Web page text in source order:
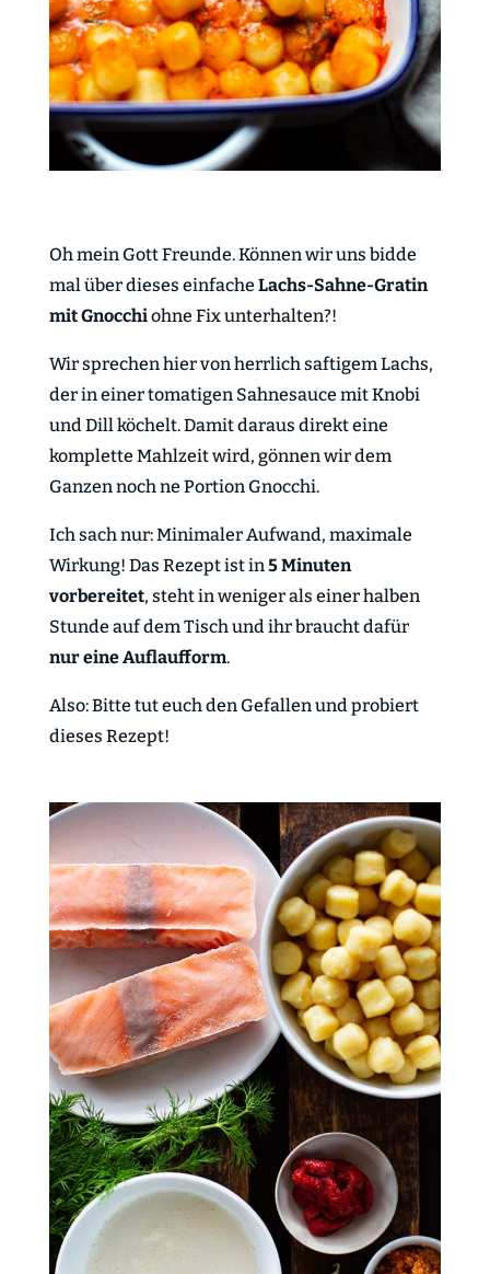
Oh mein Gott Freunde. Können wir uns bidde
mal über dieses einfache Lachs-Sahne-Gratin
mit Gnocchiohne Fix unterhalten?!
Wir sprechen hier von herrlich saftigem Lachs,
der in einer tomatigen Sahnesauce mit Knobi
und Dill köchelt. Damit daraus direkt eine
komplette Mahlzeit wird, gönnen wir dem
Ganzen noch ne Portion Gnocchi.
Ich sach nur: Minimaler Aufwand, maximale
Wirkung! Das Rezept ist in 5 Minuten
vorbereitet, steht in weniger als einer halben
Stunde auf dem Tisch und ihr braucht dafür
nur eine Auflaufform.
Also: Bitte tut euch den Gefallen und probiert
dieses Rezept!